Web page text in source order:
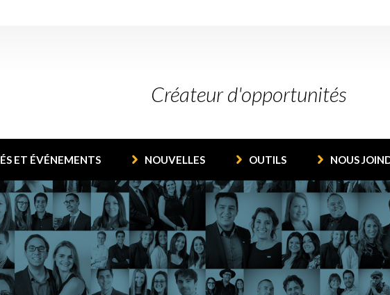
Créateur d'opportunités
ET ÉVÉNEMENTS NOUVELLES OUTILS NOUS